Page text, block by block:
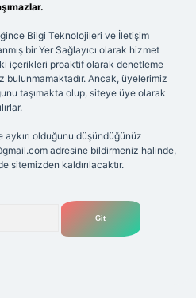
Bilgi Teknolojileri ve İletişim
bir Yer Sağlayıcı olarak hizmet
içerikleri proaktif olarak denetleme
bulunmamaktadır. Ancak, üyelerimiz
taşımakta olup, siteye üye olarak
olduğunu düşündüğünüz
adresine bildirmeniz halinde,
sitemizden kaldırılacaktır.